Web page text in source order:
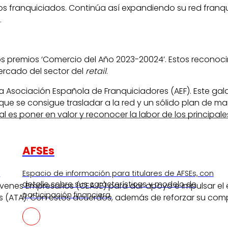
AFSEs
Espacio de información para titulares de AFSEs, con
detalle sobre sus características y modelo de
participación financiera.
franquiciados. Continúa así expandiendo su red
‘Comercio del Año 2023-20024’. Estos
del sector del retail.
Española de Franquiciadores (AEF). Este
consigue trasladar a la red y un sólido plan de
poner en valor y reconocer la labor de los
Empresarios (CEAJE) para dar apoyo e impulsar
Con estos acuerdos, además de reforzar su